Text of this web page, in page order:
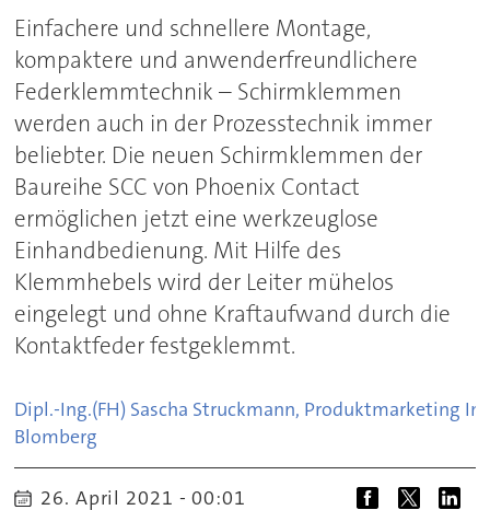
Einfachere und schnellere Montage,
kompaktere und anwenderfreundlichere
Federklemmtechnik – Schirmklemmen
werden auch in der Prozesstechnik immer
beliebter. Die neuen Schirmklemmen der
Baureihe SCC von Phoenix Contact
ermöglichen jetzt eine werkzeuglose
Einhandbedienung. Mit Hilfe des
Klemmhebels wird der Leiter mühelos
eingelegt und ohne Kraftaufwand durch die
Kontaktfeder festgeklemmt.
Dipl.-Ing.(FH) Sascha Struckmann, Produktmarketing
Blomberg
26. April 2021 - 00:01